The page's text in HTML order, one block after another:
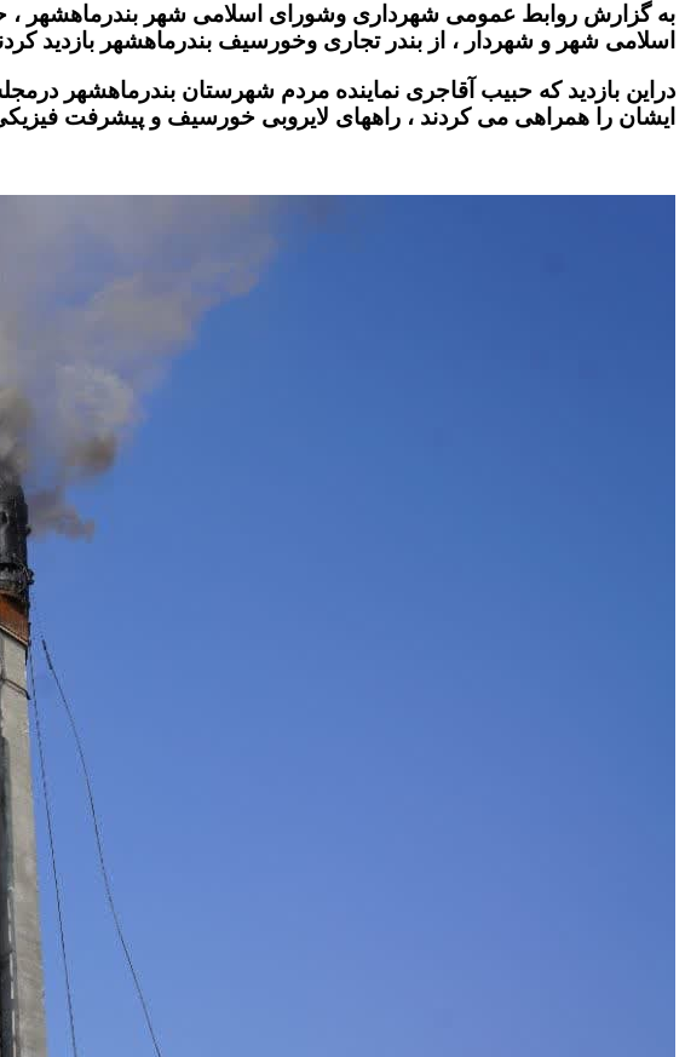
به گزارش روابط عمومی شهرداری وشورای اسلامی شهر بندرماهشهر
اسلامی شهر و شهردار ، از بندر تجاری وخورسیف بندرماهشهر بازدید
دراین بازدید که حبیب آقاجری نماینده مردم شهرستان
ایشان را همراهی می کردند ، راههای لایروبی خورسیف و پیشرفت